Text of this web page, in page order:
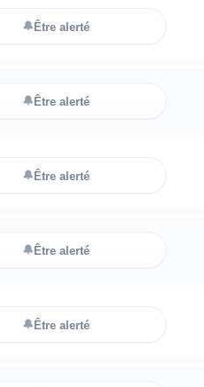
🔔Être alerté
🔔Être alerté
🔔Être alerté
🔔Être alerté
🔔Être alerté